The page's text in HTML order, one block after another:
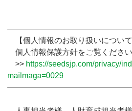
【個人情報のお取り扱いについて
個人情報保護方針をご覧ください
>> https://seedsjp.com/privacy/
mailmaga=0029